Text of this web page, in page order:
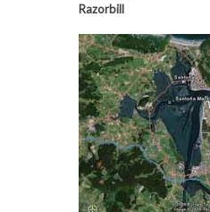
Razorbill